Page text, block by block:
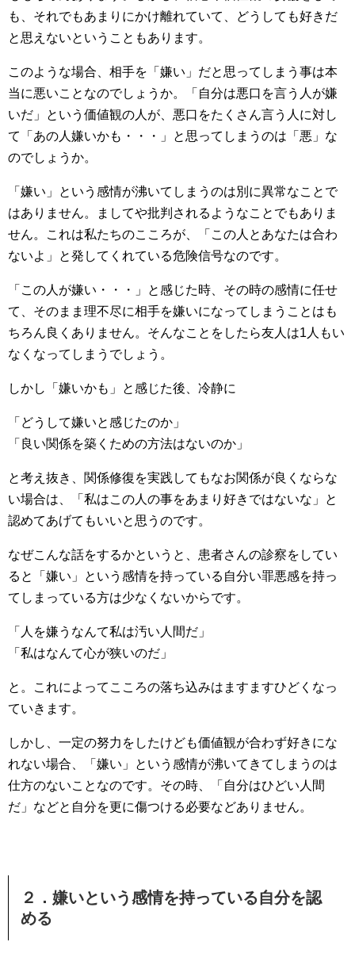
も、それでもあまりにかけ離れていて、どうしても好きだ
と思えないということもあります。
このような場合、相手を「嫌い」だと思ってしまう事は本
当に悪いことなのでしょうか。「自分は悪口を言う人が嫌
いだ」という価値観の人が、悪口をたくさん言う人に対し
て「あの人嫌いかも・・・」と思ってしまうのは「悪」な
のでしょうか。
「嫌い」という感情が沸いてしまうのは別に異常なことで
はありません。ましてや批判されるようなことでもありま
せん。これは私たちのこころが、「この人とあなたは合わ
ないよ」と発してくれている危険信号なのです。
「この人が嫌い・・・」と感じた時、その時の感情に任せ
て、そのまま理不尽に相手を嫌いになってしまうことはも
ちろん良くありません。そんなことをしたら友人は1人もい
なくなってしまうでしょう。
しかし「嫌いかも」と感じた後、冷静に
「どうして嫌いと感じたのか」
「良い関係を築くための方法はないのか」
と考え抜き、関係修復を実践してもなお関係が良くならな
い場合は、「私はこの人の事をあまり好きではないな」と
認めてあげてもいいと思うのです。
なぜこんな話をするかというと、患者さんの診察をしてい
ると「嫌い」という感情を持っている自分い罪悪感を持っ
てしまっている方は少なくないからです。
「人を嫌うなんて私は汚い人間だ」
「私はなんて心が狭いのだ」
と。これによってこころの落ち込みはますますひどくなっ
ていきます。
しかし、一定の努力をしたけども価値観が合わず好きにな
れない場合、「嫌い」という感情が沸いてきてしまうのは
仕方のないことなのです。その時、「自分はひどい人間
だ」などと自分を更に傷つける必要などありません。
２．嫌いという感情を持っている自分を認
める